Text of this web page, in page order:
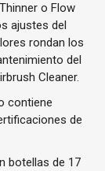
o Flow
ajustes del
rondan los
del
Cleaner.
contiene
de
botellas de 17